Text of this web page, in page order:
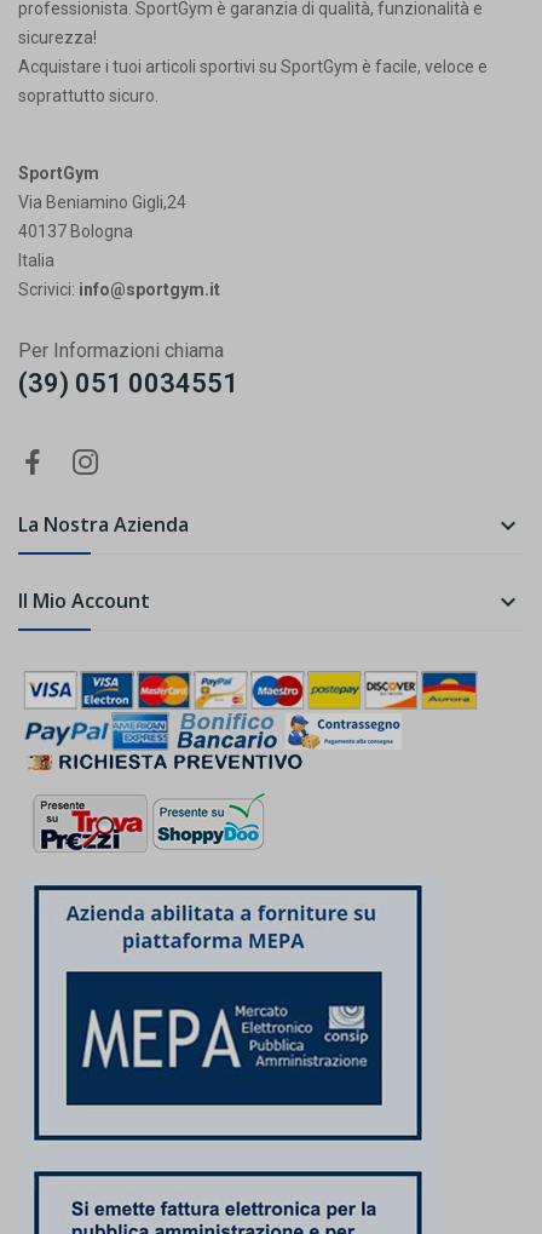
professionista. SportGym è garanzia di qualità, funzionalità e
sicurezza!
Acquistare i tuoi articoli sportivi su SportGym è facile, veloce e
soprattutto sicuro.
SportGym
Via Beniamino Gigli,24
40137 Bologna
Italia
Scrivici: info@sportgym.it
Per Informazioni chiama
(39) 051 0034551
La Nostra Azienda 
Il Mio Account 